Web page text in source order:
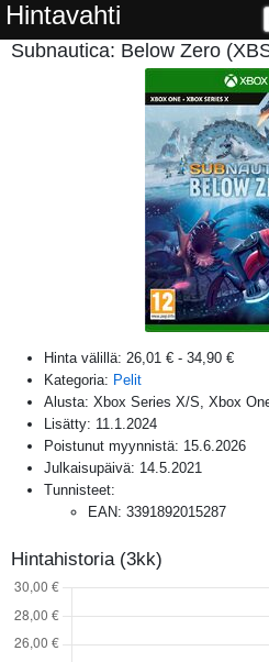
Hintavahti
Subnautica: Below Zero
Hinta välillä: 26,01 € - 34,90 €
Kategoria: Pelit
Alusta: Xbox Series X/S, Xbox
Lisätty: 11.1.2024
Poistunut myynnistä: 15.6.2026
Julkaisupäivä: 14.5.2021
Tunnisteet:
EAN: 3391892015287
Hintahistoria (3kk)